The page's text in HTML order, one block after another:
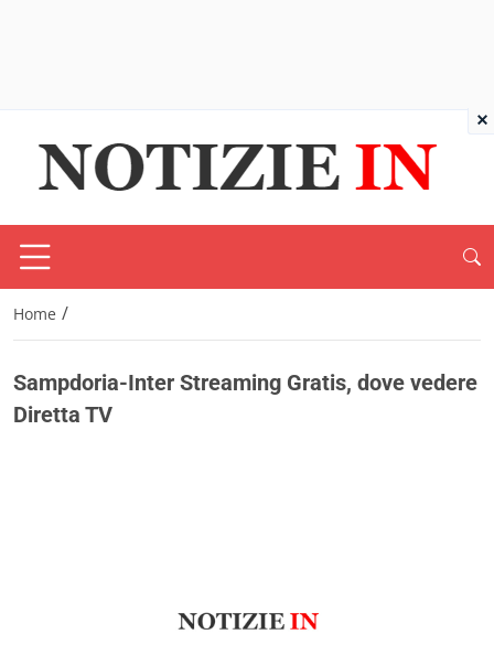
Home /
Sampdoria-Inter Streaming Gratis, dove vedere
Diretta TV
×